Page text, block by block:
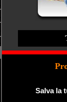
Salva la